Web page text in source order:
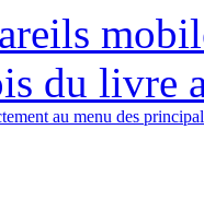
du livre
au menu des